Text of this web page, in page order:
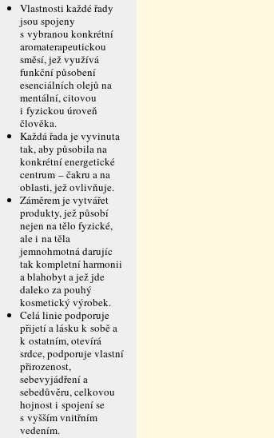
Vlastnosti každé řady
jsou spojeny
s vybranou konkrétní
aromaterapeutickou
směsí, jež využívá
funkční působení
esenciálních olejů na
mentální, citovou
i fyzickou úroveň
člověka.
Každá řada je vyvinuta
tak, aby působila na
konkrétní energetické
centrum – čakru a na
oblasti, jež ovlivňuje.
Záměrem je vytvářet
produkty, jež působí
nejen na tělo fyzické,
ale i na těla
jemnohmotná darujíc
tak kompletní harmonii
a blahobyt a jež jde
daleko za pouhý
kosmetický výrobek.
Celá linie podporuje
přijetí a lásku k sobě a
k ostatním, otevírá
srdce, podporuje vlastní
přirozenost,
sebevyjádření a
sebedůvěru, celkovou
hojnost i spojení se
s vyšším vnitřním
vedením.